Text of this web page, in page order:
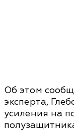
Об этом
эксперта,
усиления на